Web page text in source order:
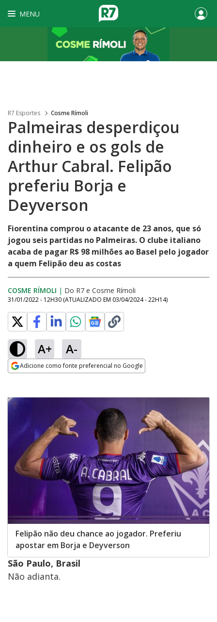
MENU
R7 Esportes Cosme Rímoli
Palmeiras desperdiçou
dinheiro e os gols de
Arthur Cabral. Felipão
preferiu Borja e
Deyverson
Fiorentina comprou o atacante de 23 anos, que só
jogou seis partidas no Palmeiras. O clube italiano
acaba de pagar R$ 98 milhões ao Basel pelo jogador
a quem Felipão deu as costas
COSME RÍMOLI | Do R7 e Cosme Rímoli
31/01/2022 - 12H30 (ATUALIZADO EM 03/04/2024 - 22H14)
A+ A-
Adicione como fonte preferencial no Google
Felipão não deu chance ao jogador. Preferiu
apostar em Borja e Deyverson
São Paulo, Brasil
Não adianta.